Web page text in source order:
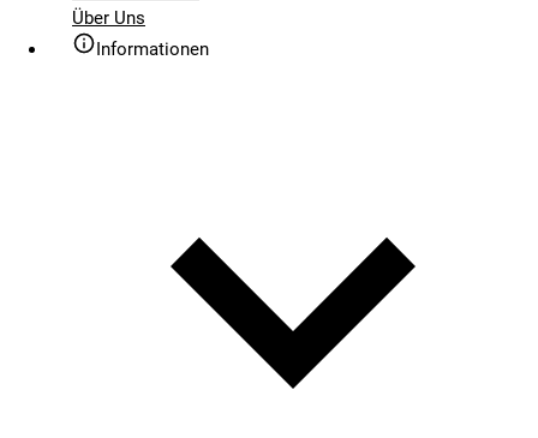
Über Uns
Informationen